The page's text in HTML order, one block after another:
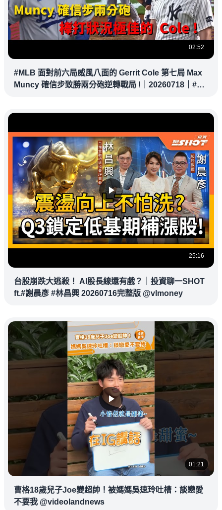
02:52
#MLB 面對前六局威風八面的 Gerrit Cole 第七局 Max
Muncy 確信步致勝兩分砲逆轉戰局 !｜20260718｜#洛
25:16
台股崩跌大逃殺！ AI股長線還有戲？｜投資聊一SHOT
ft.#謝晨彥 #林昌興 20260716完整版 @vlmoney
01:21
曹格18歲兒子Joe變超帥！被媽媽吳速玲吐槽：談戀愛
不要我 @videolandnews